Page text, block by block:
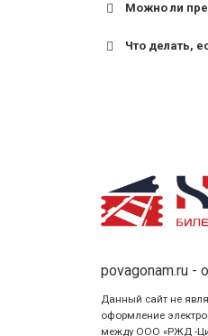
Можно ли
Что делать,
povagonam.ru -
Данный сайт не
оформление
между ООО «РЖД -